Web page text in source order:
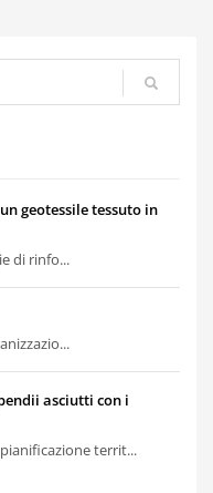
geotessile tessuto in
di rinfo...
asciutti con i
territ...